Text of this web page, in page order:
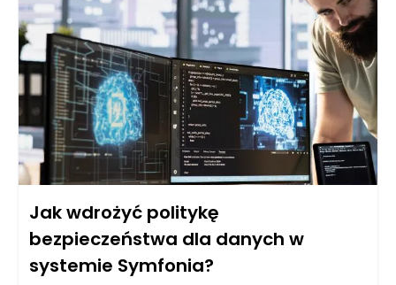
zwiększa swoje szanse na szybką sprzedaż, ale również może
lepiej przygotować się do negocjacji. W kontekście
konkurencyjnego rynku, właściwa wycena staje się kluczowym
czynnikiem powodzenia całej transakcji.
Jak wdrożyć politykę
bezpieczeństwa dla danych w
systemie Symfonia?